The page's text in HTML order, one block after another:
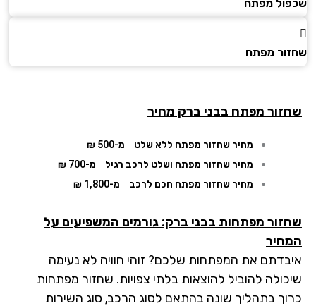
מפתח
מפתח
מפתחבבני ברק מחיר
מחיר שחזור מפתח ללא שלט
מ-500 ₪
מחיר שחזור מפתח ושלט לרכב רגיל
מ-700 ₪
מחיר שחזור מפתח חכם לרכב
מ-1,800 ₪
מפתחות בבני ברק: גורמים המשפיעים על
את המפתחות שלכם? זוהי חוויה לא נעימה
להוביל להוצאות בלתי צפויות. שחזור מפתחות
בתהליך שונה בהתאם לסוג הרכב, סוג השירות